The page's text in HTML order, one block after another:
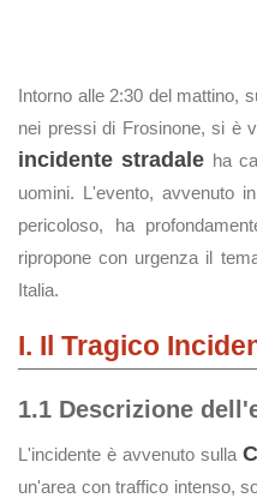
Intorno alle 2:30 del mattino,
nei pressi di Frosinone, si è
incidente stradale ha
uomini. L'evento, avvenuto
pericoloso, ha
ripropone con urgenza il
Italia.
I. Il Tragico
1.1 Descrizione
L'incidente è avvenuto sulla
un'area con traffico intenso,